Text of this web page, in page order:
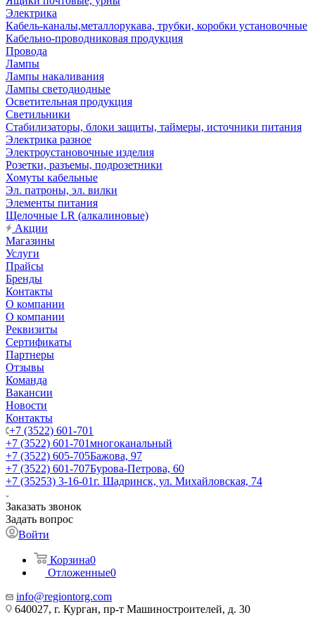
Электрика
Кабель-каналы,металлорукава, трубки, коробки установочные
Кабельно-проводниковая продукция
Провода
Лампы
Лампы накаливания
Лампы светодиодные
Осветительная продукция
Светильники
Стабилизаторы, блоки защиты, таймеры, источники питания
Электрика разное
Электроустановочные изделия
Розетки, разъемы, подрозетники
Хомуты кабельные
Эл. патроны, эл. вилки
Элементы питания
Щелочные LR (алкалиновые)
Акции
Магазины
Услуги
Прайсы
Бренды
Контакты
О компании
О компании
Реквизиты
Сертификаты
Партнеры
Отзывы
Команда
Вакансии
Новости
Контакты
+7 (3522) 601-701
+7 (3522) 601-701многоканальный
+7 (3522) 605-705Бажова, 97
+7 (3522) 601-707Бурова-Петрова, 60
+7 (35253) 3-16-01г. Шадринск, ул. Михайловская, 74
Заказать звонок
Задать вопрос
Войти
Корзина0
Отложенные0
info@regiontorg.com
640027, г. Курган, пр-т Машиностроителей, д. 30